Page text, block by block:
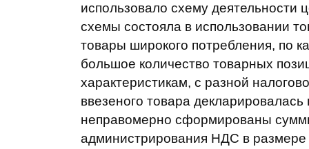
использовало схему
схемы состояла в использовании
товары широкого потребления, по
большое количество товарных
характеристикам, с разной
ввезеного товара
неправомерно сформированы
администрирования НДС в